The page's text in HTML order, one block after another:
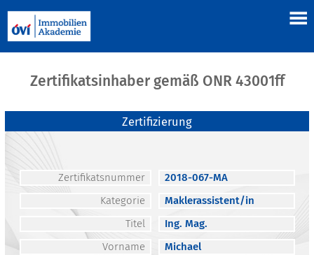
Zertifikatsinhaber gemäß ONR 43001ff
Zertifizierung
Zertifikatsnummer
2018-067-MA
Kategorie
Maklerassistent/in
Titel
Ing. Mag.
Vorname
Michael